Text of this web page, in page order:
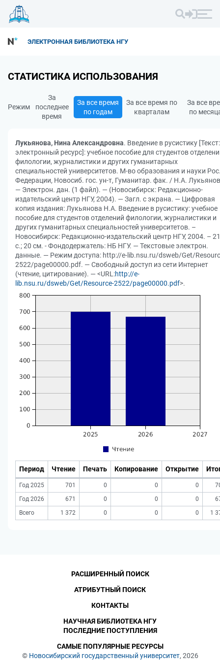
ЭЛЕКТРОННАЯ БИБЛИОТЕКА НГУ
СТАТИСТИКА ИСПОЛЬЗОВАНИЯ
Режим
За
последнее
время
За все время
по годам
За все время по
кварталам
За все
по
Лукьянова, Нина Александровна. Введение в русистику [Текст:
электронный ресурс]: учебное пособие для студентов
филологии, журналистики и других гуманитарных
специальностей университетов. М-во образования и науки
Федерации, Новосиб. гос. ун-т, Гуманитар. фак. / Н.А.
— Электрон. дан. (1 файл). — (Новосибирск: Редакционно-
издательский центр НГУ, 2004). — Загл. с экрана. — Цифровая
копия издания: Лукьянова Н.А. Введение в русистику: учебное
пособие для студентов отделений филологии, журналистики и
других гуманитарных специальностей университетов. –
Новосибирск: Редакционно-издательский центр НГУ, 2004. –
с.; 20 см. - Фондодержатель: НБ НГУ. — Текстовые электрон.
данные. — Режим доступа: http://e-lib.nsu.ru/dsweb/Get/
2522/page00000.pdf. — Свободный доступ из сети Интернет
(чтение, цитирование). — <URL:http://e-
lib.nsu.ru/dsweb/Get/Resource-2522/page00000.pdf>.
Период Чтение Печать Копирование Открытие
Год 2025 701 0 0 0
Год 2026
671 0 0 0
Всего
1 372 0 0 0 1
© Новосибирский государственный университет, 2026
РАСШИРЕННЫЙ ПОИСК
АТРИБУТНЫЙ ПОИСК
КОНТАКТЫ
НАУЧНАЯ БИБЛИОТЕКА НГУ
ПОСЛЕДНИЕ ПОСТУПЛЕНИЯ
САМЫЕ ПОПУЛЯРНЫЕ РЕСУРСЫ